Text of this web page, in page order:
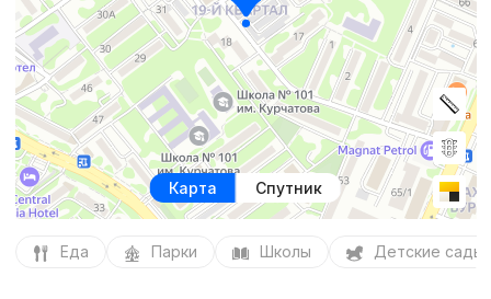
Карта Спутник
Еда Парки Школы Детские сады